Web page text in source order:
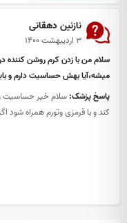
نازنین دهقانی
۳ اردیبهشت ۱۴۰۰
سلام من با زدن کرم روشن کننده
میشه،آیا بهش حساسیت دارم و
پاسخ پزشک: سلام خیر حساسیت
کند و با قرمزی وتورم همراه